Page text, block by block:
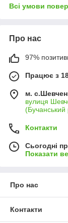
Всі умови
Про нас
97%
Працює з
м.
вулиця
(Бучанський
Контакти
Сьогодні
Показати
Про нас
Контакти